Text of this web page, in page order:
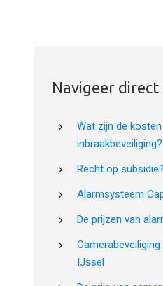
Navigeer direct
Wat zijn de kosten
inbraakbeveiliging?
Recht op subsidie?
Alarmsysteem
De prijzen van
IJssel